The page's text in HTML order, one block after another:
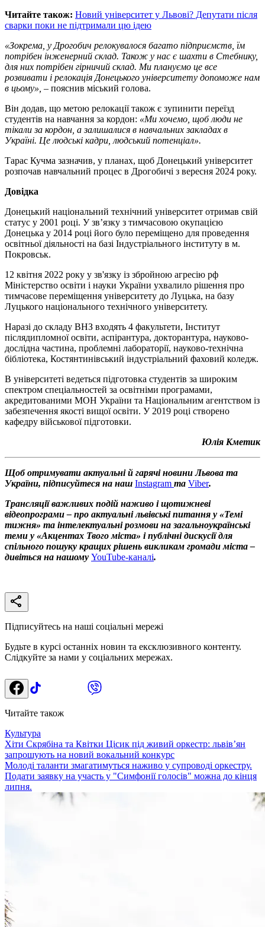
Читайте також: Новий університет у Львові? Депутати після
сварки поки не підтримали цю ідею
«Зокрема, у Дрогобич релокувалося багато підприємств, їм
потрібен інженерний склад. Також у нас є шахти в Стебнику,
для них потрібен гірничий склад. Ми плануємо це все
розвивати і релокація Донецького університету допоможе нам
в цьому», – пояснив міський голова.
Він додав, що метою релокації також є зупинити переїзд
студентів на навчання за кордон: «Ми хочемо, щоб люди не
тікали за кордон, а залишалися в навчальних закладах в
Україні. Це людські кадри, людський потенціал».
Тарас Кучма зазначив, у планах, щоб Донецький університет
розпочав навчальний процес в Дрогобичі з вересня 2024 року.
Довідка
Донецький національний технічний університет отримав свій
статус у 2001 році. У зв’язку з тимчасовою окупацією
Донецька у 2014 році його було переміщено для проведення
освітньої діяльності на базі Індустріального інституту в м.
Покровськ.
12 квітня 2022 року у зв'язку із збройною агресію рф
Міністерство освіти і науки України ухвалило рішення про
тимчасове переміщення університету до Луцька, на базу
Луцького національного технічного університету.
Наразі до складу ВНЗ входять 4 факультети, Інститут
післядипломної освіти, аспірантура, докторантура, науково-
дослідна частина, проблемні лабораторії, науково-технічна
бібліотека, Костянтинівський індустріальний фаховий коледж.
В університеті ведеться підготовка студентів за широким
спектром спеціальностей за освітніми програмами,
акредитованими МОН України та Національним агентством із
забезпечення якості вищої освіти. У 2019 році створено
кафедру військової підготовки.
Юлія Кметик
Щоб отримувати актуальні й гарячі новини Львова та
України, підписуйтеся на наш Instagram та Viber.
Трансляції важливих подій наживо і щотижневі
відеопрограми – про актуальні львівські питання у «Темі
тижня» та інтелектуальні розмови на загальноукраїнські
теми у «Акцентах Твого міста» і публічні дискусії для
спільного пошуку кращих рішень викликам громади міста –
дивіться на нашому YouTube-каналі.
Підписуйтесь на наші соціальні мережі
Будьте в курсі останніх новин та ексклюзивного контенту.
Слідкуйте за нами у соціальних мережах.
Читайте також
Культура
Хіти Скрябіна та Квітки Цісик під живий оркестр: львів’ян
запрошують на новий вокальний конкурс
Молоді таланти змагатимуться наживо у супроводі оркестру.
Подати заявку на участь у "Симфонії голосів" можна до кінця
липня.